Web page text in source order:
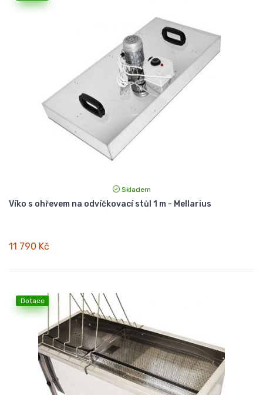
Skladem
Víko s ohřevem na odvíčkovací stůl 1 m - Mellarius
11 790 Kč
Dotace